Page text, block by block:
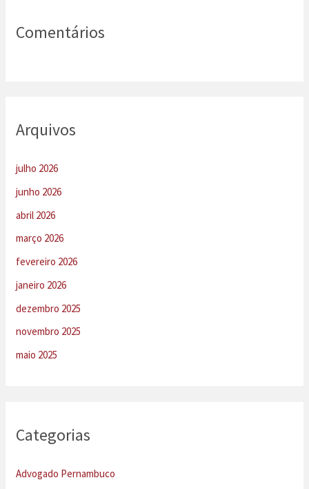
Comentários
Arquivos
julho 2026
junho 2026
abril 2026
março 2026
fevereiro 2026
janeiro 2026
dezembro 2025
novembro 2025
maio 2025
Categorias
Advogado Pernambuco